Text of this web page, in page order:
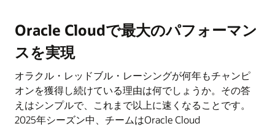
Oracle Cloudで最大のパフォーマン
スを実現
オラクル・レッドブル・レーシングが何年もチャンピ
オンを獲得し続けている理由は何でしょうか。その答
えはシンプルで、これまで以上に速くなることです。
2025年シーズン中、チームはOracle Cloud